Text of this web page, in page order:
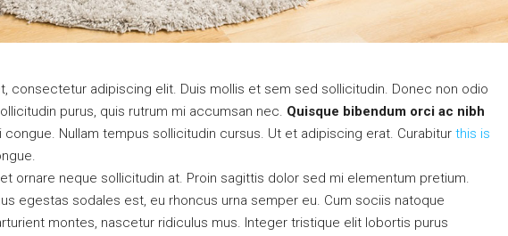
consectetur adipiscing elit. Duis mollis et sem sed sollicitudin. Donec non odio
purus, quis rutrum mi accumsan nec. Quisque bibendum orci ac nibh
congue. Nullam tempus sollicitudin cursus. Ut et adipiscing erat. Curabitur this is
ornare neque sollicitudin at. Proin sagittis dolor sed mi elementum pretium.
egestas sodales est, eu rhoncus urna semper eu. Cum sociis natoque
montes, nascetur ridiculus mus. Integer tristique elit lobortis purus